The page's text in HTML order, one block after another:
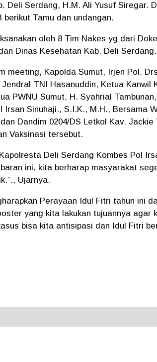
Deli Serdang, H.M. Ali Yusuf Siregar.
berikut Tamu dan undangan.
oleh 8 Tim Nakes yg dari
Dinas Kesehatan Kab. Deli Serdang.
meeting, Kapolda Sumut, Irjen Pol.
TNI Hasanuddin, Ketua Kanwil
PWNU Sumut, H. Syahrial
Sinuhaji., S.I.K., M.H., Bersama
Dandim 0204/DS Letkol Kav. Jackie
Vaksinasi tersebut.
Deli Serdang Kombes Pol
ini, kita berharap masyarakat
Ujarnya.
Perayaan Idul Fitri tahun ini
yang kita lakukan tujuannya agar
bisa kita antisipasi dan Idul Fitri